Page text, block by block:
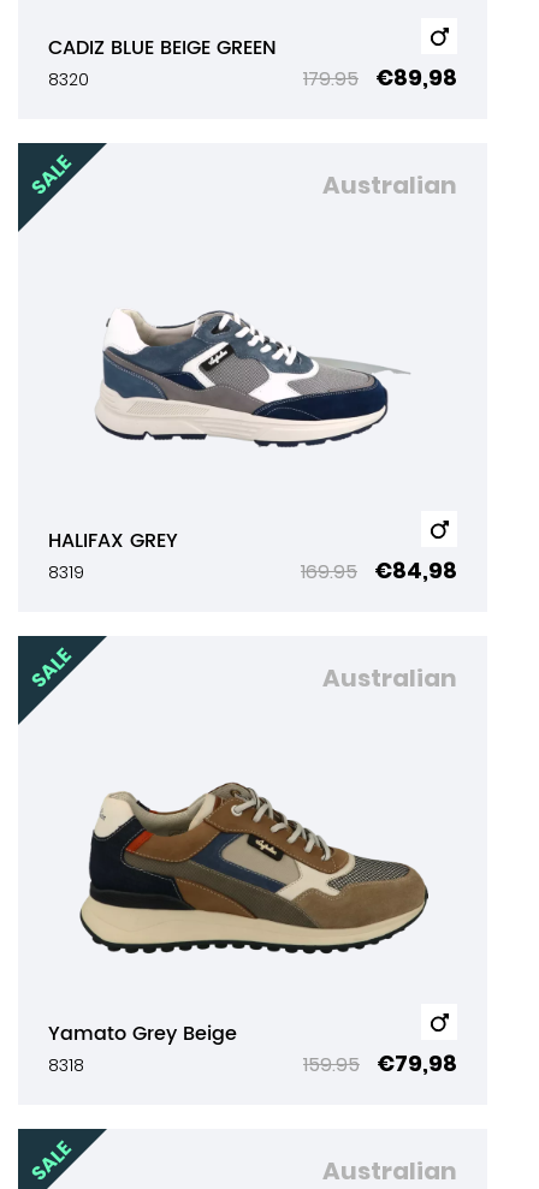
CADIZ BLUE BEIGE GREEN
8320 179.95 €89,98
Australian
HALIFAX GREY
8319 169.95 €84,98
Australian
Yamato Grey Beige
8318 159.95 €79,98
Australian